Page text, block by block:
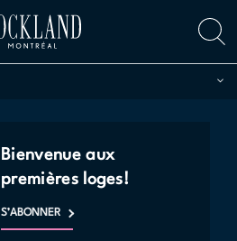
Bienvenue aux
premières loges!
S’ABONNER